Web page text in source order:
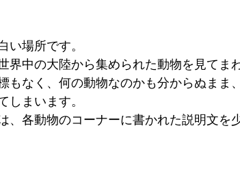
い場所です。
界中の大陸から集められた動物を見てま
もなく、何の動物なのかも分からぬまま
しまいます。
、各動物のコーナーに書かれた説明文を